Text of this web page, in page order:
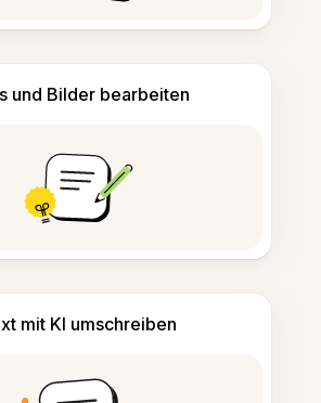
und Bilder bearbeiten
mit KI umschreiben